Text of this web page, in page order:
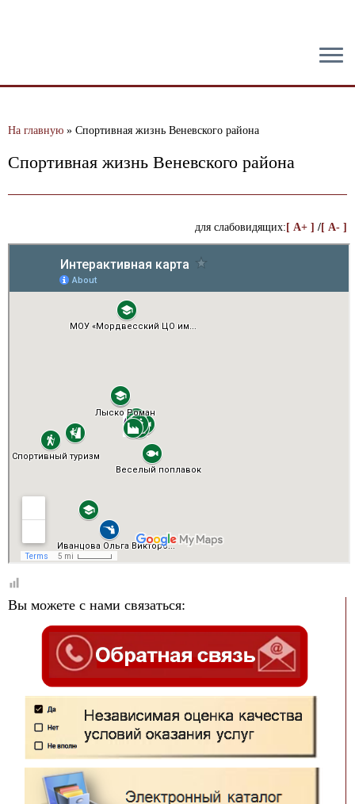
На главную » Спортивная жизнь Веневского района
Спортивная жизнь Веневского района
для слабовидящих: [ A+ ] /[ A- ]
Вы можете с нами связаться: